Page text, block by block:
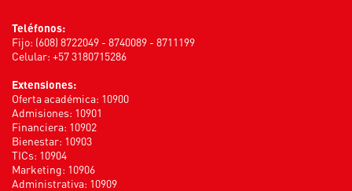
Teléfonos:
Fijo: (608) 8722049 - 8740089 - 8711199
Celular: +57 3180715286
Extensiones:
Oferta académica: 10900
Admisiones: 10901
Financiera: 10902
Bienestar: 10903
TICs: 10904
Marketing: 10906
Administrativa: 10909